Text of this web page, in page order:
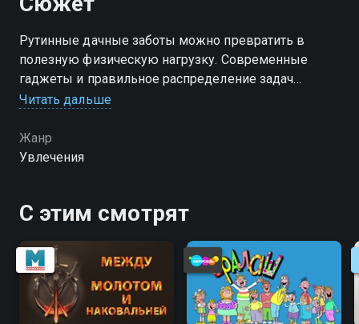
Рутинные дачные заботы можно превратить в
полезную физическую нагрузку. Современные
гаджеты и правильное распределение задач
помогают поддерживать участок ухоженным и
Читать дальше
Жанр
Увлечения
С этим смотрят